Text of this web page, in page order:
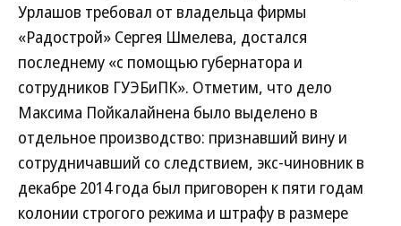
Урлашов требовал от владельца фирмы
«Радострой» Сергея Шмелева, достался
последнему «с помощью губернатора и
сотрудников ГУЭБиПК». Отметим, что дело
Максима Пойкалайнена было выделено в
отдельное производство: признавший вину и
сотрудничавший со следствием, экс-чиновник в
декабре 2014 года был приговорен к пяти годам
колонии строгого режима и штрафу в размере